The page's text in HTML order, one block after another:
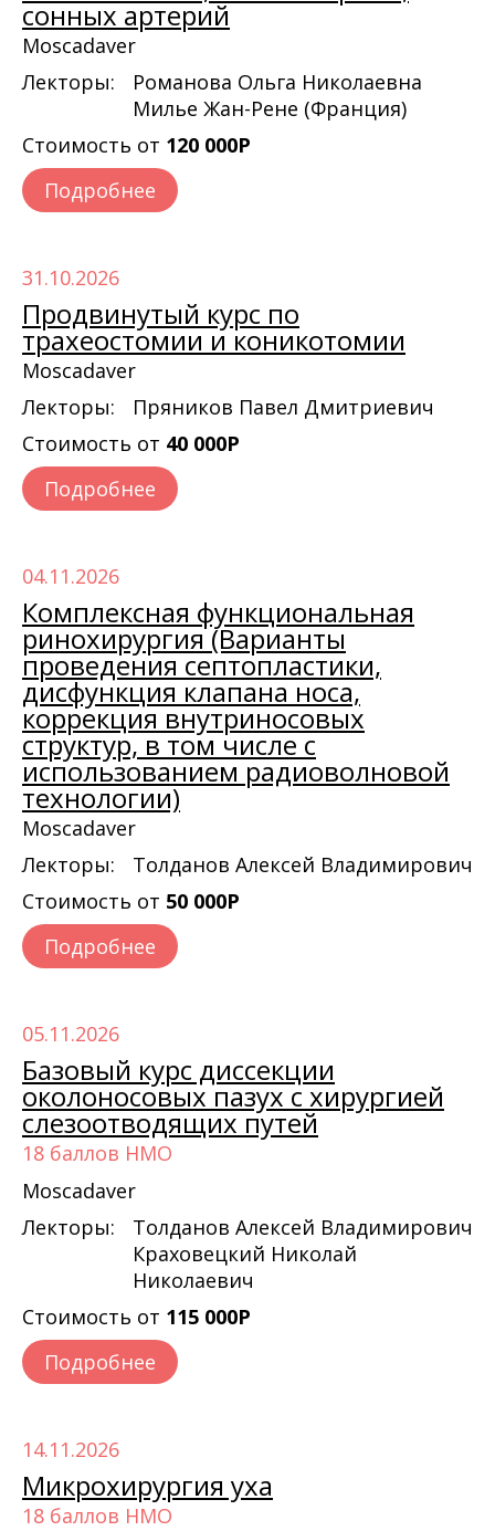
сонных артерий
Moscadaver
Лекторы:
Романова Ольга Николаевна
Милье Жан-Рене (Франция)
Стоимость от 120 000Р
Подробнее
31.10.2026
Продвинутый курс по
трахеостомии и коникотомии
Moscadaver
Лекторы:
Пряников Павел Дмитриевич
Стоимость от 40 000Р
Подробнее
04.11.2026
Комплексная функциональная
ринохирургия (Варианты
проведения септопластики,
дисфункция клапана носа,
коррекция внутриносовых
структур, в том числе с
использованием радиоволновой
технологии)
Moscadaver
Лекторы:
Толданов Алексей Владимирович
Стоимость от 50 000Р
Подробнее
05.11.2026
Базовый курс диссекции
околоносовых пазух с хирургией
слезоотводящих путей
18 баллов НМО
Moscadaver
Лекторы:
Толданов Алексей Владимирович
Краховецкий Николай
Николаевич
Стоимость от 115 000Р
Подробнее
14.11.2026
Микрохирургия уха
18 баллов НМО